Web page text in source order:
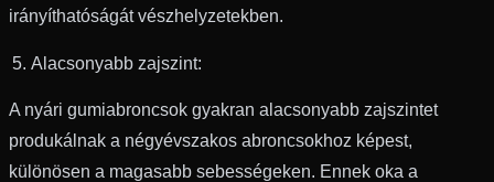
irányíthatóságát vészhelyzetekben.
Alacsonyabb zajszint:
A nyári gumiabroncsok gyakran alacsonyabb zajszintet
produkálnak a négyévszakos abroncsokhoz képest,
különösen a magasabb sebességeken. Ennek oka a